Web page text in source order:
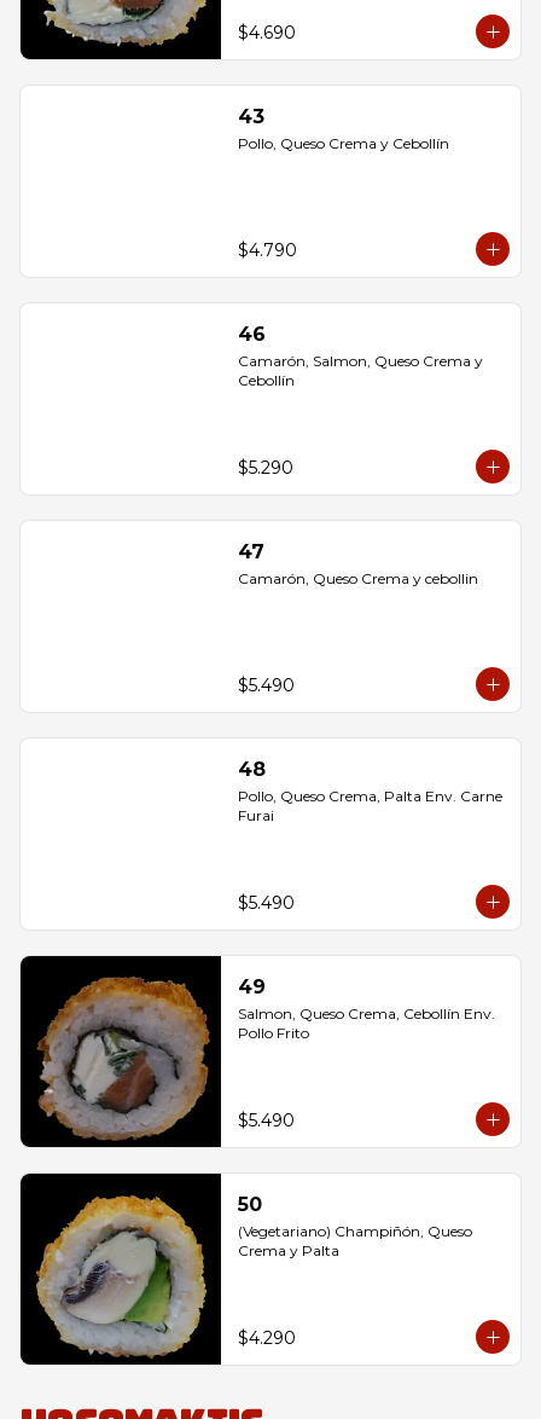
$4.690
43
Pollo, Queso Crema y Cebollín
$4.790
46
Camarón, Salmon, Queso Crema y
Cebollín
$5.290
47
Camarón, Queso Crema y cebollin
$5.490
48
Pollo, Queso Crema, Palta Env. Carne
Furai
$5.490
49
Salmon, Queso Crema, Cebollín Env.
Pollo Frito
$5.490
50
(Vegetariano) Champiñón, Queso
Crema y Palta
$4.290